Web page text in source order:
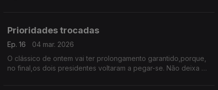
Prioridades trocadas
Ep. 16
04 mar. 2026
O clássico de ontem vai ter prolongamento garantido,porque,
no final,os dois presidentes voltaram a pegar-se. Não deixa de